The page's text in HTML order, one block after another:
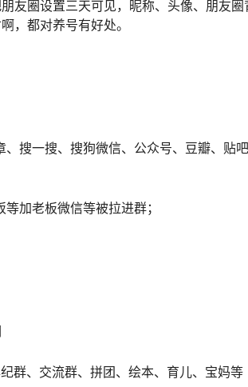
友圈设置三天可见，昵称、头像、朋友
，都对养号有好处。
搜一搜、搜狗微信、公众号、豆瓣、贴
加老板微信等被拉进群；
群、交流群、拼团、绘本、育儿、宝妈等